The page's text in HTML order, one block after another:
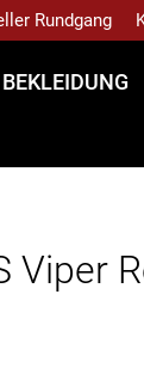
Rundgang
BEKLEIDUNG
Viper